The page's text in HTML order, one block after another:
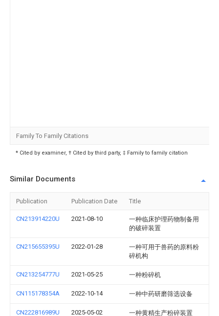
Family To Family Citations
* Cited by examiner, † Cited by third party, ‡ Family to family citation
Similar Documents
Publication Publication Date Title
CN213914220U 2021-08-10
一种临床护理药物制备用
的破碎装置
CN215655395U 2022-01-28
一种可用于兽药的原料粉
碎机构
CN213254777U 2021-05-25 一种粉碎机
CN115178354A 2022-10-14 一种中药研磨筛选设备
CN222816989U 2025-05-02 一种黄精生产粉碎装置